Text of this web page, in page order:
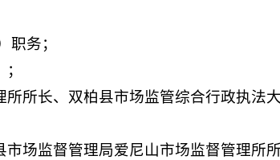
职务；
所长、双柏县市场监管综合行政执法
场监督管理局爱尼山市场监督管理所